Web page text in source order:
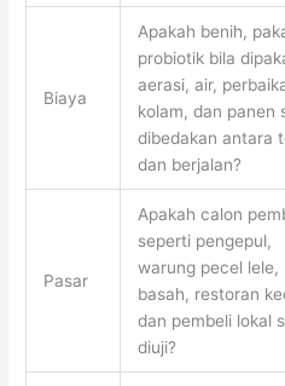
Biaya
Apakah benih,
probiotik bila
aerasi, air,
kolam, dan panen
dibedakan antara
dan berjalan?
Pasar
Apakah calon
seperti pengepul,
warung pecel lele,
basah, restoran
dan pembeli lokal
diuji?